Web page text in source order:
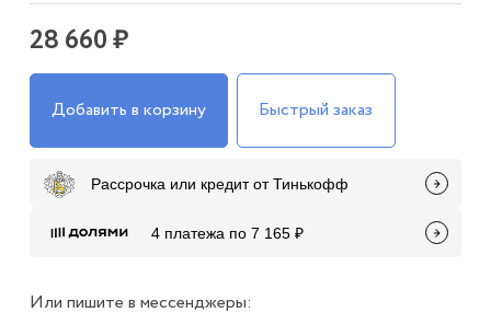
28 660 ₽
Добавить в корзину Быстрый заказ
Рассрочка или кредит от Тинькофф
4 платежа по 7 165 ₽
Или пишите в мессенджеры: